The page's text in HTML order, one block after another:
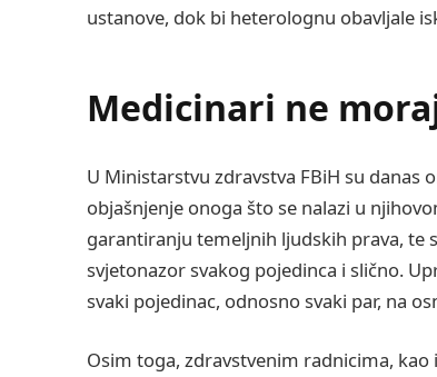
ustanove, dok bi heterolognu obavljale
Medicinari ne
U Ministarstvu zdravstva FBiH su danas
objašnjenje onoga što se nalazi u
garantiranju temeljnih ljudskih prava, te
svjetonazor svakog pojedinca i slično.
svaki pojedinac, odnosno svaki par, na
Osim toga, zdravstvenim radnicima,